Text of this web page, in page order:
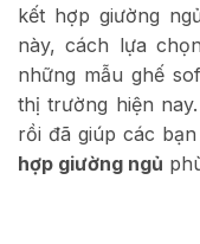
kết hợp giường
này, cách lựa
những mẫu ghế
thị trường hiện
rồi đã giúp các
hợp giường ngủ